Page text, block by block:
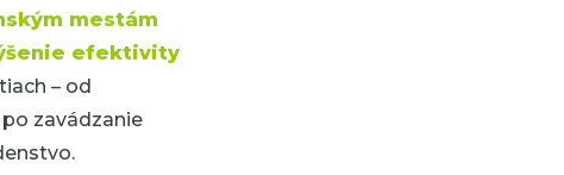
mestám
efektivity
– od
zavádzanie